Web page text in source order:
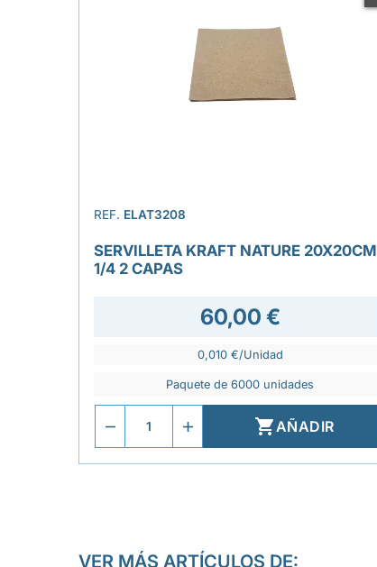
REF. ELAT3208
SERVILLETA KRAFT NATURE 20X20CM
1/4 2 CAPAS
60,00 €
0,010 €/Unidad
Paquete de 6000 unidades
AÑADIR
VER MÁS ARTÍCULOS DE: